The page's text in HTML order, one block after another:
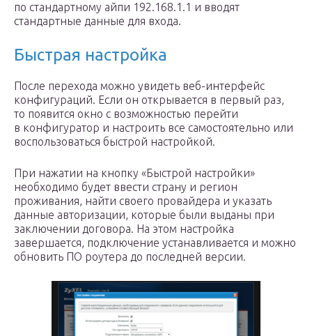
по стандартному айпи 192.168.1.1 и вводят
стандартные данные для входа.
Быстрая настройка
После перехода можно увидеть веб-интерфейс
конфигураций. Если он открывается в первый раз,
то появится окно с возможностью перейти
в конфигуратор и настроить все самостоятельно или
воспользоваться быстрой настройкой.
При нажатии на кнопку «Быстрой настройки»
необходимо будет ввести страну и регион
проживания, найти своего провайдера и указать
данные авторизации, которые были выданы при
заключении договора. На этом настройка
завершается, подключение устанавливается и можно
обновить ПО роутера до последней версии.